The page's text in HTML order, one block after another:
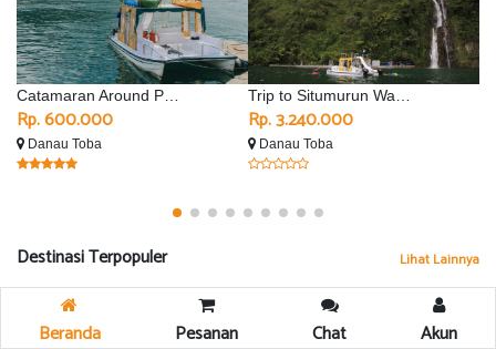
Rp. 600.000
Danau Toba
Rp. 3.240.000
Danau Toba
Destinasi Terpopuler Lihat Lainnya
Beranda Pesanan Chat Akun